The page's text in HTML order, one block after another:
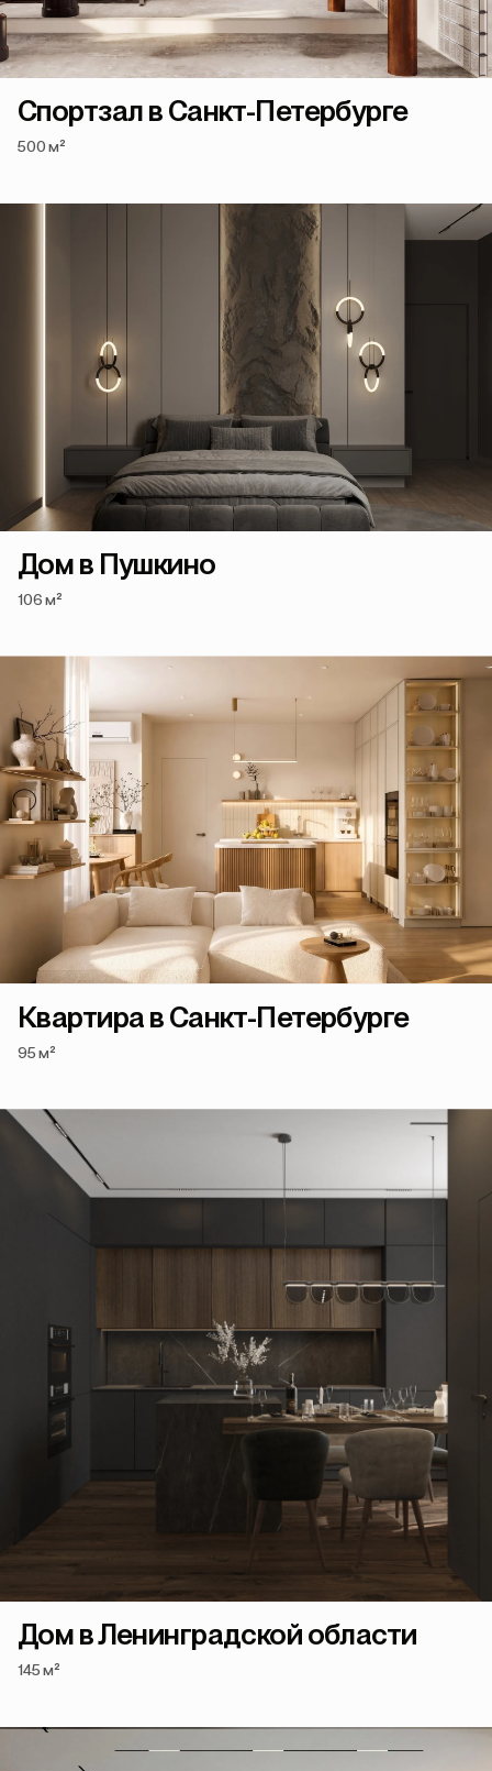
Спортзал в Санкт-Петербурге
500 м²
Дом в Пушкино
106 м²
Квартира в Санкт-Петербурге
95 м²
Дом в Ленинградской области
145 м²